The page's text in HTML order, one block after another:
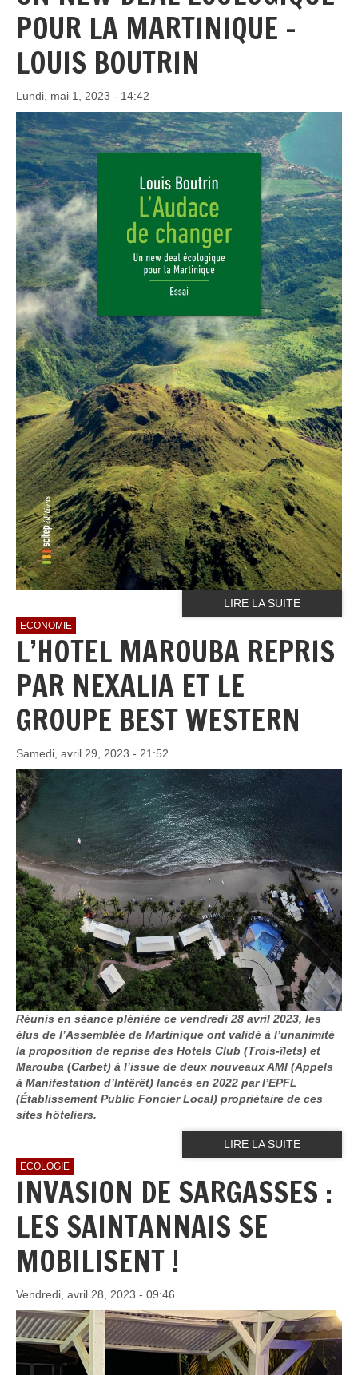
POUR LA MARTINIQUE -
LOUIS BOUTRIN
Lundi, mai 1, 2023 - 14:42
LIRE LA SUITE
ECONOMIE
L’HOTEL MAROUBA REPRIS
PAR NEXALIA ET LE
GROUPE BEST WESTERN
Samedi, avril 29, 2023 - 21:52
Réunis en séance plénière ce vendredi 28 avril 2023, les
élus de l’Assemblée de Martinique ont validé à l’unanimité
la proposition de reprise des Hotels Club (Trois-îlets) et
Marouba (Carbet) à l’issue de deux nouveaux AMI (Appels
à Manifestation d’Intêrêt) lancés en 2022 par l’EPFL
(Établissement Public Foncier Local) propriétaire de ces
sites hôteliers.
LIRE LA SUITE
ECOLOGIE
INVASION DE SARGASSES :
LES SAINTANNAIS SE
MOBILISENT !
Vendredi, avril 28, 2023 - 09:46